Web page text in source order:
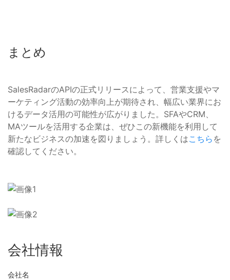
まとめ
SalesRadarのAPIの正式リリースによって、営業支援やマ
ーケティング活動の効率向上が期待され、幅広い業界にお
けるデータ活用の可能性が広がりました。SFAやCRM、
MAツールを活用する企業は、ぜひこの新機能を利用して
新たなビジネスの加速を図りましょう。詳しくはこちら を
確認してください。
会社情報
会社名